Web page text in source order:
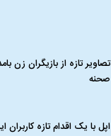
تصاویر تازه از بازیگران زن
صحنه
اپل با یک اقدام تازه کاربران